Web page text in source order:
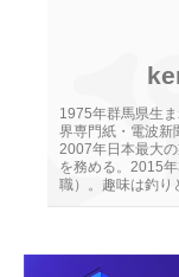
1975年群馬県生
界専門紙・電波新
2007年日本最大
を務める。2015
職）。趣味は釣り